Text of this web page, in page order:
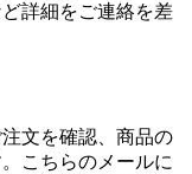
詳細をご連絡を差
文を確認、商品の
こちらのメールに